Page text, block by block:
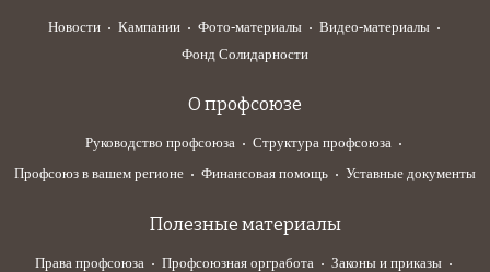
Новости Кампании Фото-материалы
Видео-материалы
Фонд Солидарности
О профсоюзе
Руководство профсоюза
Структура профсоюза
Профсоюз в вашем регионе
Финансовая помощь Уставные документы
Полезные материалы
Права профсоюза Профсоюзная оргработа
Законы и приказы